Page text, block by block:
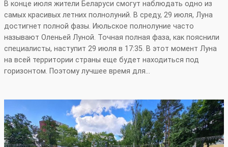
В конце июля жители Беларуси смогут наблюдать одно из
самых красивых летних полнолуний. В среду, 29 июля, Луна
достигнет полной фазы. Июльское полнолуние часто
называют Оленьей Луной. Точная полная фаза, как пояснили
специалисты, наступит 29 июля в 17:35. В этот момент Луна
на всей территории страны еще будет находиться под
горизонтом. Поэтому лучшее время для…